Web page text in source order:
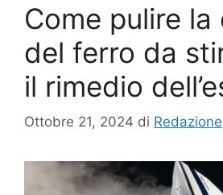
Come pulire la
del ferro da
il rimedio
Ottobre 21, 2024 di Redazione